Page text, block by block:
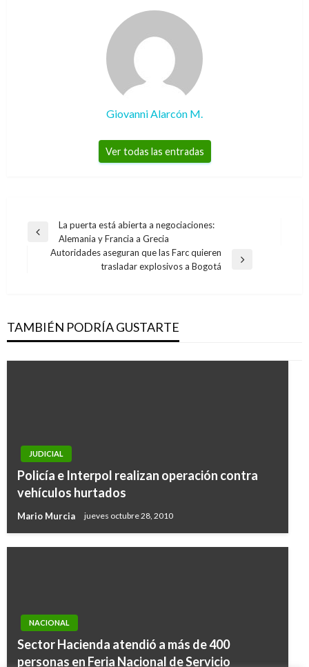
Giovanni Alarcón M.
Ver todas las entradas
Navegación
Entrada
anterior
La puerta está abierta a negociaciones:
Alemania y Francia a Grecia
Autoridades aseguran que las Farc quieren
trasladar explosivos a Bogotá
TAMBIÉN PODRÍA GUSTARTE
JUDICIAL
Policía e Interpol realizan operación contra
vehículos hurtados
Mario Murcia jueves octubre 28, 2010
NACIONAL
Sector Hacienda atendió a más de 400
personas en Feria Nacional de Servicio